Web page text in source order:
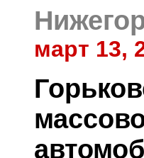
март 13,